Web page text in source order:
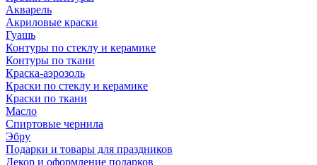
Акварель
Акриловые краски
Гуашь
Контуры по стеклу и керамике
Контуры по ткани
Краска-аэрозоль
Краски по стеклу и керамике
Краски по ткани
Масло
Спиртовые чернила
Эбру
Подарки и товары для праздников
Декор и оформление подарков